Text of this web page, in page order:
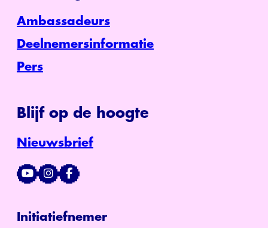
Ambassadeurs
Deelnemersinformatie
Pers
Blijf op de hoogte
Nieuwsbrief
Initiatiefnemer